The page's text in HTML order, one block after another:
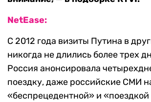
NetEase:
С 2012 года визиты Путина в
никогда не длились более трех
Россия анонсировала
поездку, даже российские СМИ
«беспрецедентной» и «поездкой